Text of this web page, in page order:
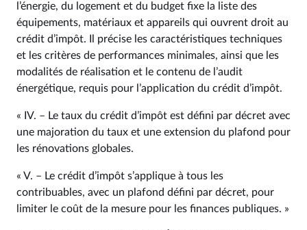
l’énergie, du logement et du budget fixe la liste des
équipements, matériaux et appareils qui ouvrent droit au
crédit d’impôt. Il précise les caractéristiques techniques
et les critères de performances minimales, ainsi que les
modalités de réalisation et le contenu de l’audit
énergétique, requis pour l’application du crédit d’impôt.
« IV. – Le taux du crédit d’impôt est défini par décret avec
une majoration du taux et une extension du plafond pour
les rénovations globales.
« V. – Le crédit d’impôt s’applique à tous les
contribuables, avec un plafond défini par décret, pour
limiter le coût de la mesure pour les finances publiques. »